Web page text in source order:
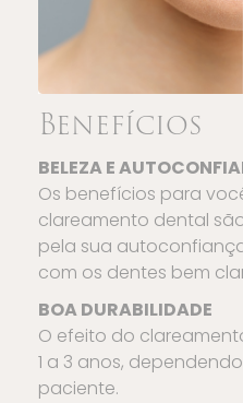
Benefícios
BELEZA E
Os benefícios para
clareamento dental
pela sua
com os dentes bem
BOA DURABILIDADE
O efeito do
1 a 3 anos,
paciente.